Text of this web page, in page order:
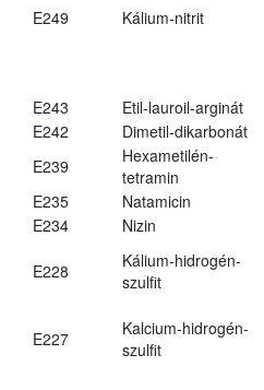
E249 Kálium-nitrit
E243
Etil-lauroil-arginát
E242
Dimetil-dikarbonát
E239
Hexametilén-
tetramin
E235
Natamicin
E234
Nizin
E228
Kálium-hidrogén-
szulfit
E227
Kalcium-hidrogén-
szulfit